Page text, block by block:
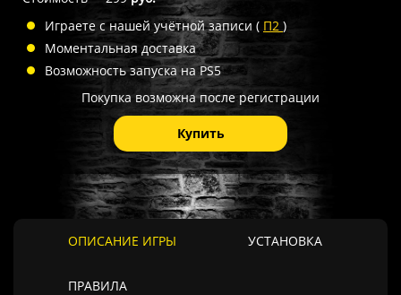
Играете с нашей учётной записи ( П2 )
Моментальная доставка
Возможность запуска на PS5
Покупка возможна после регистрации
Купить
ОПИСАНИЕ ИГРЫ УСТАНОВКА
ПРАВИЛА